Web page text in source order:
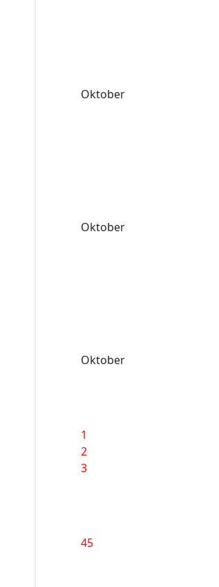
Oktober
Oktober
Oktober
1
2
3
45